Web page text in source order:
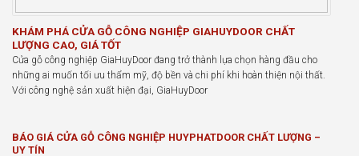
KHÁM PHÁ CỬA GỖ CÔNG NGHIỆP GIAHUYDOOR CHẤT
LƯỢNG CAO, GIÁ TỐT
Cửa gỗ công nghiệp GiaHuyDoor đang trở thành lựa chọn hàng đầu cho
những ai muốn tối ưu thẩm mỹ, độ bền và chi phí khi hoàn thiện nội thất.
Với công nghệ sản xuất hiện đại, GiaHuyDoor
BÁO GIÁ CỬA GỖ CÔNG NGHIỆP HUYPHATDOOR CHẤT LƯỢNG –
UY TÍN